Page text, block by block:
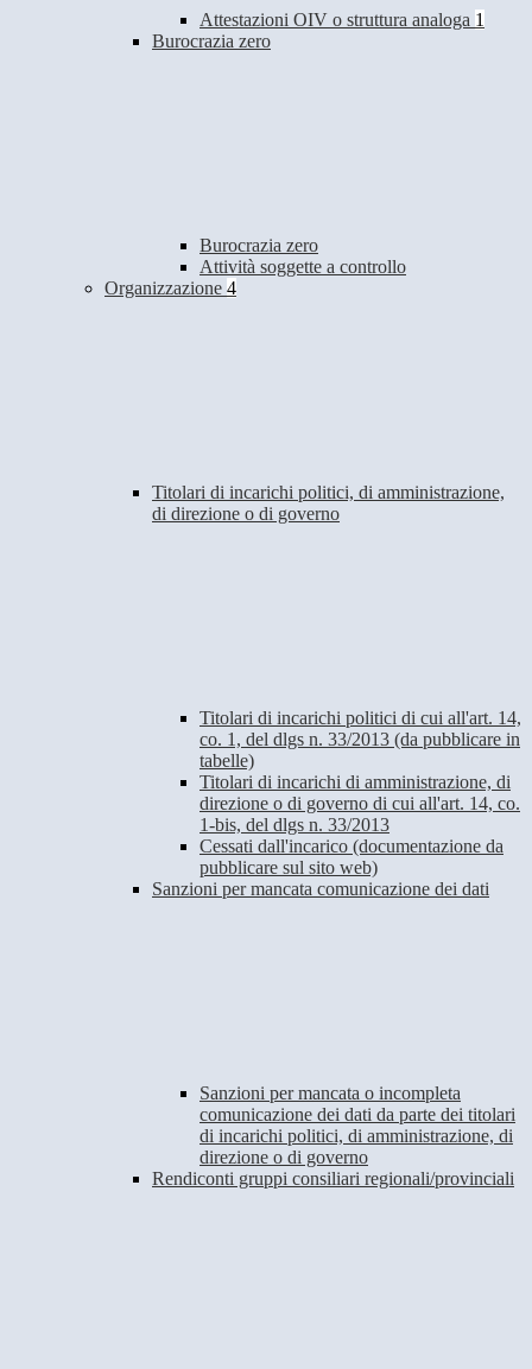
Attestazioni OIV o struttura analoga 1
Burocrazia zero
Burocrazia zero
Attività soggette a controllo
Organizzazione 4
Titolari di incarichi politici, di amministrazione,
di direzione o di governo
Titolari di incarichi politici di cui all'art. 14,
co. 1, del dlgs n. 33/2013 (da pubblicare in
tabelle)
Titolari di incarichi di amministrazione, di
direzione o di governo di cui all'art. 14, co.
1-bis, del dlgs n. 33/2013
Cessati dall'incarico (documentazione da
pubblicare sul sito web)
Sanzioni per mancata comunicazione dei dati
Sanzioni per mancata o incompleta
comunicazione dei dati da parte dei titolari
di incarichi politici, di amministrazione, di
direzione o di governo
Rendiconti gruppi consiliari regionali/provinciali